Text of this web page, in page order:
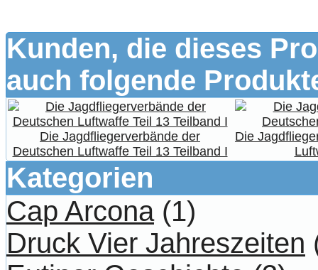
Kunden, die dieses
auch folgende
Die Jagdfliegerverbände der
Deutschen Luftwaffe Teil 13 Teilband I
Die
Kategorien
Cap Arcona(1)
Druck Vier Jahreszeiten